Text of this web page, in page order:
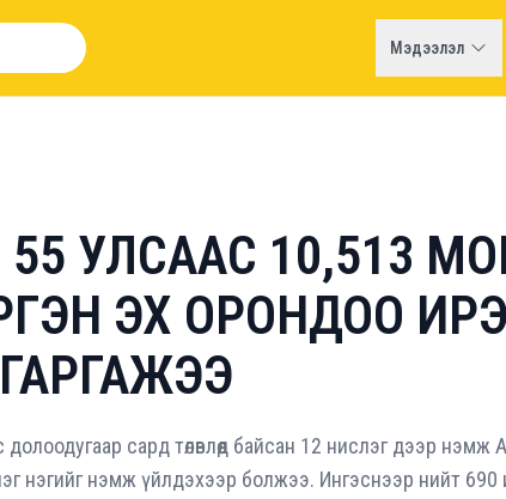
Мэдээлэл
УЛСААС 10,513
ЭХ ОРОНДОО
сард төлөвлөөд байсан 12 нислэг дээр
нэгийг нэмж үйлдэхээр болжээ. Ингэснээр нийт 690